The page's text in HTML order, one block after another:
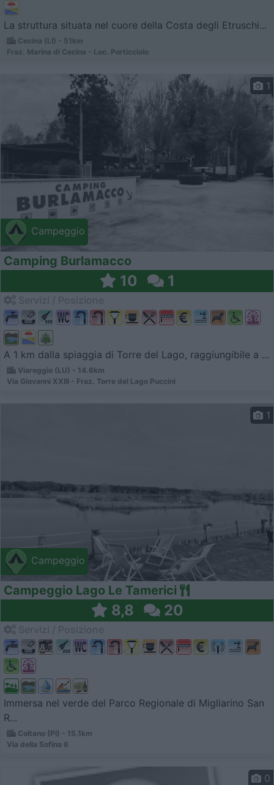
La struttura situata nel cuore della Costa degli Etruschi...
Cecina (LI) - 51km
Fraz. Marina di Cecina - Loc. Porticciolo
Campeggio
1
Camping Burlamacco
10 1
A 1 km dalla spiaggia di Torre del Lago, raggiungibile a ...
Viareggio (LU) - 14.6km
Via Giovanni XXIII - Fraz. Torre del Lago Puccini
Campeggio
1
Campeggio Lago Le Tamerici
8,8 20
Immersa nel verde del Parco Regionale di Migliarino San
R...
Coltano (PI) - 15.1km
Via della Sofina 6
0